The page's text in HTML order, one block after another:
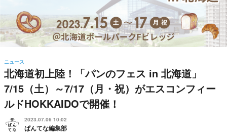
ニュース
北海道初上陸！「パンのフェス in 北海道」
7/15（土）～7/17（月・祝）がエスコンフィー
ルドHOKKAIDOで開催！
2023.07.06 10:02
ぱんてな編集部